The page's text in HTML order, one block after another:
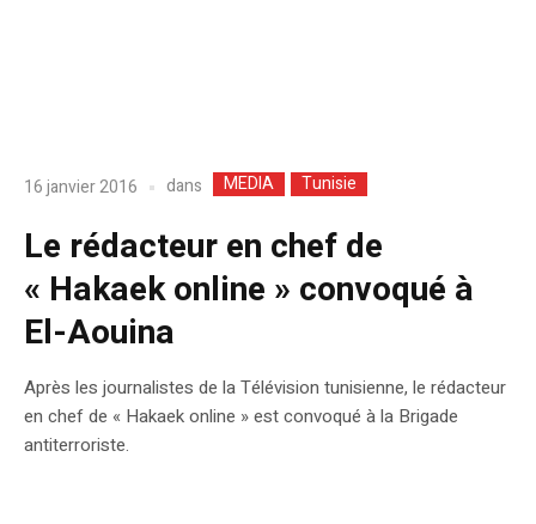
16 janvier 2016 dans MEDIA Tunisie
Le rédacteur en chef de
« Hakaek online » convoqué à
El-Aouina
Après les journalistes de la Télévision tunisienne, le rédacteur
en chef de « Hakaek online » est convoqué à la Brigade
antiterroriste.